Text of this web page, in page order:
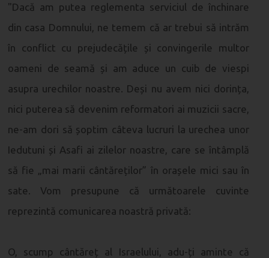
"Dacă am putea reglementa serviciul de închinare
din casa Domnului, ne temem că ar trebui să intrăm
în conflict cu prejudecățile și convingerile multor
oameni de seamă și am aduce un cuib de viespi
asupra urechilor noastre. Deși nu avem nici dorința,
nici puterea să devenim reformatori ai muzicii sacre,
ne-am dori să șoptim câteva lucruri la urechea unor
Iedutuni și Asafi ai zilelor noastre, care se întâmplă
să fie „mai marii cântăreților” în orașele mici sau în
sate. Vom presupune că următoarele cuvinte
reprezintă comunicarea noastră privată:
O, scump cântăreț al Israelului, adu-ți aminte că